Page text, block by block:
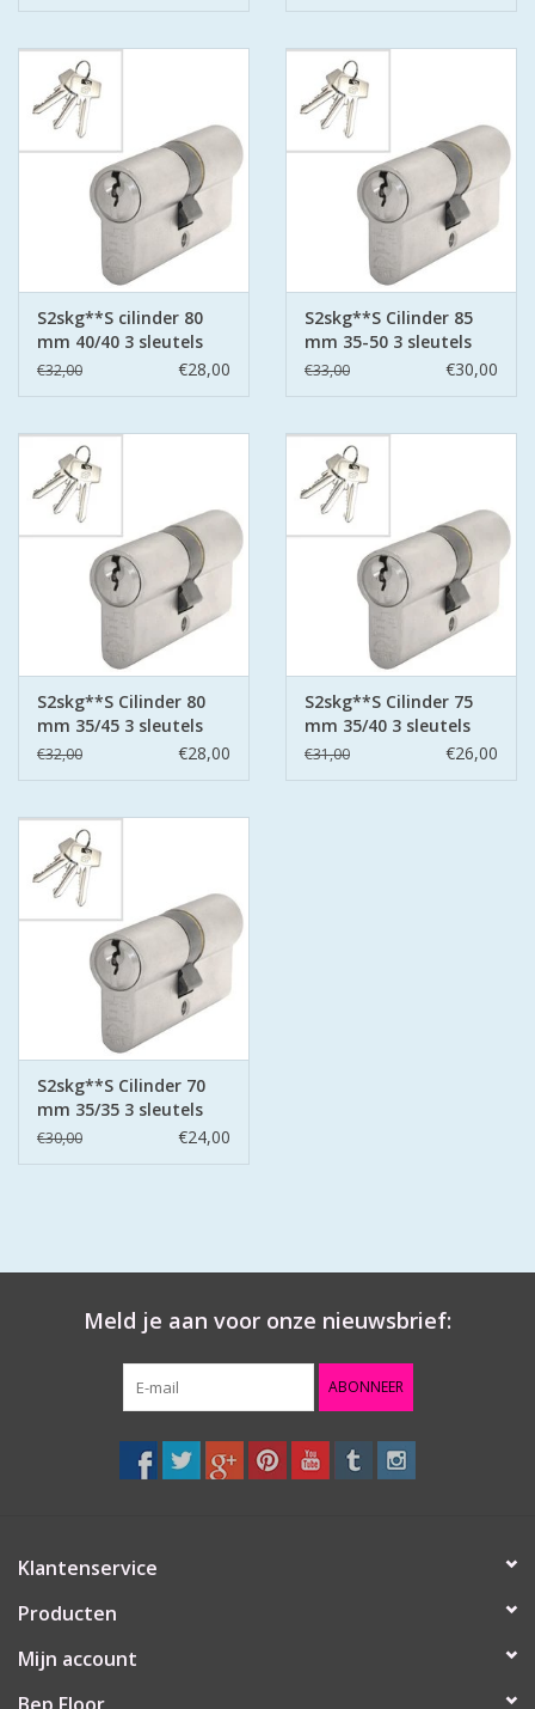
S2skg**S cilinder 80
mm 40/40 3 sleutels
€32,00 €28,00
S2skg**S Cilinder 85
mm 35-50 3 sleutels
€33,00 €30,00
S2skg**S Cilinder 80
mm 35/45 3 sleutels
€32,00 €28,00
S2skg**S Cilinder 75
mm 35/40 3 sleutels
€31,00 €26,00
S2skg**S Cilinder 70
mm 35/35 3 sleutels
€30,00 €24,00
Meld je aan voor onze nieuwsbrief:
ABONNEER
Klantenservice
Producten
Mijn account